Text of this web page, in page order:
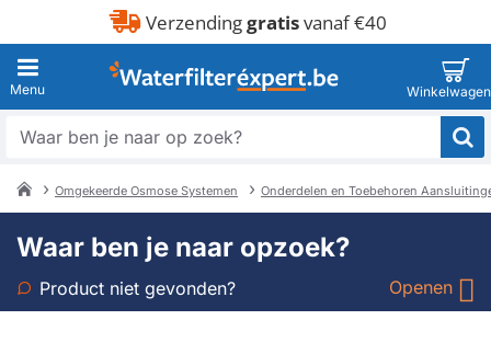
Verzendinggratisvanaf €40
Waar
zoek?
Omgekeerde Osmose Systemen Onderdelen en Toebehoren
Waar ben je naar opzoek?
Product niet gevonden? Openen